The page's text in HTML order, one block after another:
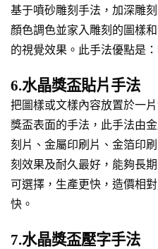
基于噴砂雕刻手法，加深雕
顏色調色並家入雕刻的圖樣
的視覺效果。此手法優點是
6.水晶獎盃貼片手法
把圖樣或文樣內容放置於一
獎盃表面的手法，此手法由
刻片、金屬印刷片、金箔印
刻效果及耐久最好，能夠長
可選擇，生產更快，造價相
快。
7.水晶獎盃壓字手法